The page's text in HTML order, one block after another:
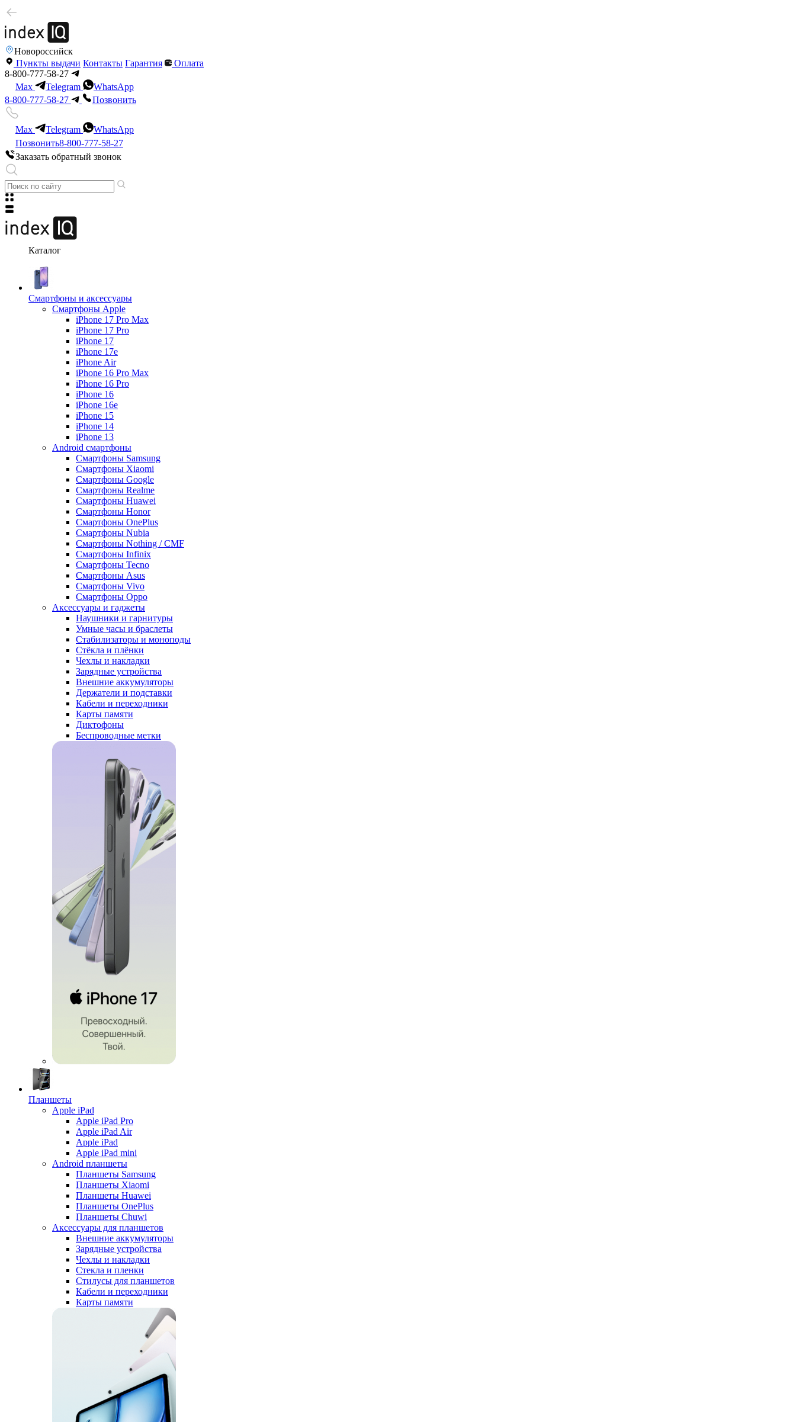
Новороссийск
Пункты выдачи Контакты Гарантия
Оплата
8-800-777-58-27
Max
Telegram
WhatsApp
8-800-777-58-27
Позвонить
Max Telegram
WhatsApp
Позвонить8-800-777-58-27
Заказать обратный звонок
Каталог
Смартфоны и аксессуары
Смартфоны Apple
iPhone 17 Pro Max
iPhone 17 Pro
iPhone 17
iPhone 17e
iPhone Air
iPhone 16 Pro Max
iPhone 16 Pro
iPhone 16
iPhone 16e
iPhone 15
iPhone 14
iPhone 13
Android cмартфоны
Смартфоны Samsung
Смартфоны Xiaomi
Смартфоны Google
Смартфоны Realme
Смартфоны Huawei
Смартфоны Honor
Смартфоны OnePlus
Смартфоны Nubia
Смартфоны Nothing / CMF
Смартфоны Infinix
Смартфоны Tecno
Смартфоны Asus
Смартфоны Vivo
Смартфоны Oppo
Аксессуары и гаджеты
Наушники и гарнитуры
Умные часы и браслеты
Стабилизаторы и моноподы
Стёкла и плёнки
Чехлы и накладки
Зарядные устройства
Внешние аккумуляторы
Держатели и подставки
Кабели и переходники
Карты памяти
Диктофоны
Беспроводные метки
Планшеты
Apple iPad
Apple iPad Pro
Apple iPad Air
Apple iPad
Apple iPad mini
Android планшеты
Планшеты Samsung
Планшеты Xiaomi
Планшеты Huawei
Планшеты OnePlus
Планшеты Chuwi
Аксессуары для планшетов
Внешние аккумуляторы
Зарядные устройства
Чехлы и накладки
Стекла и пленки
Стилусы для планшетов
Кабели и переходники
Карты памяти